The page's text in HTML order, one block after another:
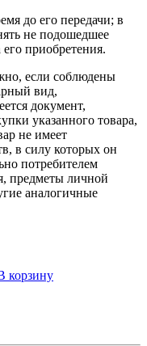
до его передачи; в
не подошедшее
приобретения.
если соблюдены
вид,
документ,
указанного товара,
не имеет
в силу которых он
потребителем
предметы личной
аналогичные
корзину